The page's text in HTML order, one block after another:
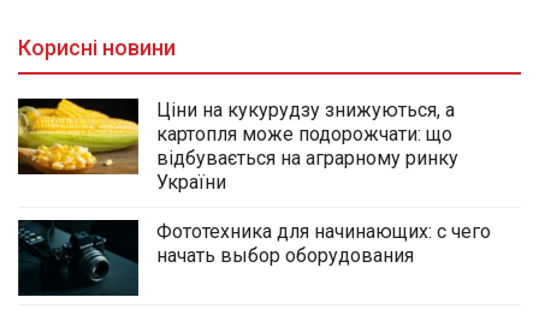
Корисні новини
Ціни на кукурудзу знижуються, а
картопля може подорожчати: що
відбувається на аграрному ринку
України
Фототехника для начинающих: с чего
начать выбор оборудования